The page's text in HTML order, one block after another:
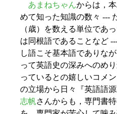
あまねちゃんからは，
めて知った知識の数々 ---
（歳）を数える単位であ
は同根語であることなど
し語こそ基本語でありな
って英語史の深みへのめ
っているとの嬉しいコメ
の立場から日々『英語語
志帆さんからも，専門書